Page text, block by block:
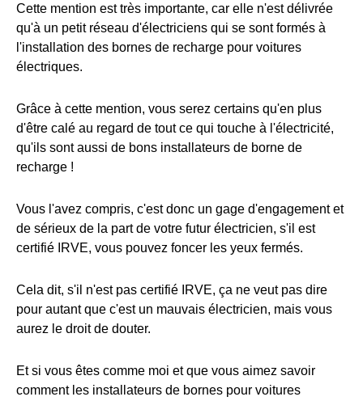
Cette mention est très importante, car elle n'est délivrée
qu'à un petit réseau d'électriciens qui se sont formés à
l'installation des bornes de recharge pour voitures
électriques.
Grâce à cette mention, vous serez certains qu'en plus
d'être calé au regard de tout ce qui touche à l'électricité,
qu'ils sont aussi de bons installateurs de borne de
recharge !
Vous l'avez compris, c'est donc un gage d'engagement et
de sérieux de la part de votre futur électricien, s'il est
certifié IRVE, vous pouvez foncer les yeux fermés.
Cela dit, s'il n'est pas certifié IRVE, ça ne veut pas dire
pour autant que c'est un mauvais électricien, mais vous
aurez le droit de douter.
Et si vous êtes comme moi et que vous aimez savoir
comment les installateurs de bornes pour voitures